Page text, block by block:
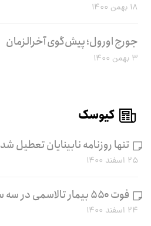
۱۸ بهمن ۱۴۰۰
جورج اورول؛ پیش‌گوی آخرالزمان
۳ بهمن ۱۴۰۰
کیوسک
تنها روزنامه نابینایان تعطیل شد
۲۵ اسفند ۱۴۰۰
فوت ۵۵۰ بیمار تالاسمی در سه سال اخیر
۲۴ اسفند ۱۴۰۰